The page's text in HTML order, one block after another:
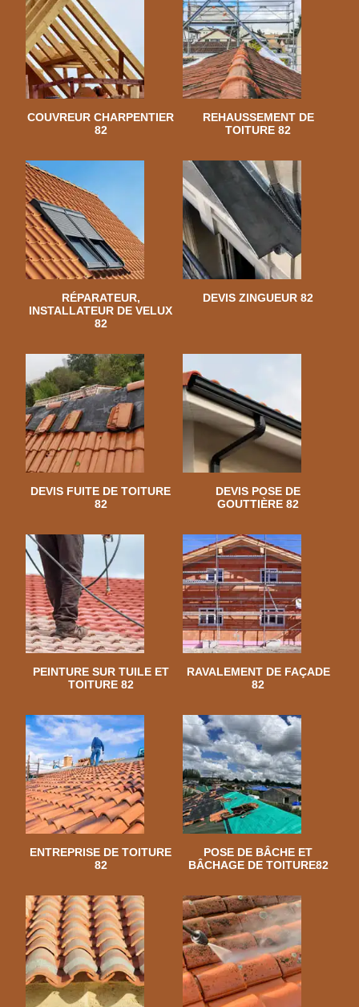
COUVREUR CHARPENTIER
82
REHAUSSEMENT DE
TOITURE 82
RÉPARATEUR,
INSTALLATEUR DE VELUX
82
DEVIS ZINGUEUR 82
DEVIS FUITE DE TOITURE
82
DEVIS POSE DE
GOUTTIÈRE 82
PEINTURE SUR TUILE ET
TOITURE 82
RAVALEMENT DE FAÇADE
82
ENTREPRISE DE TOITURE
82
POSE DE BÂCHE ET
BÂCHAGE DE TOITURE82